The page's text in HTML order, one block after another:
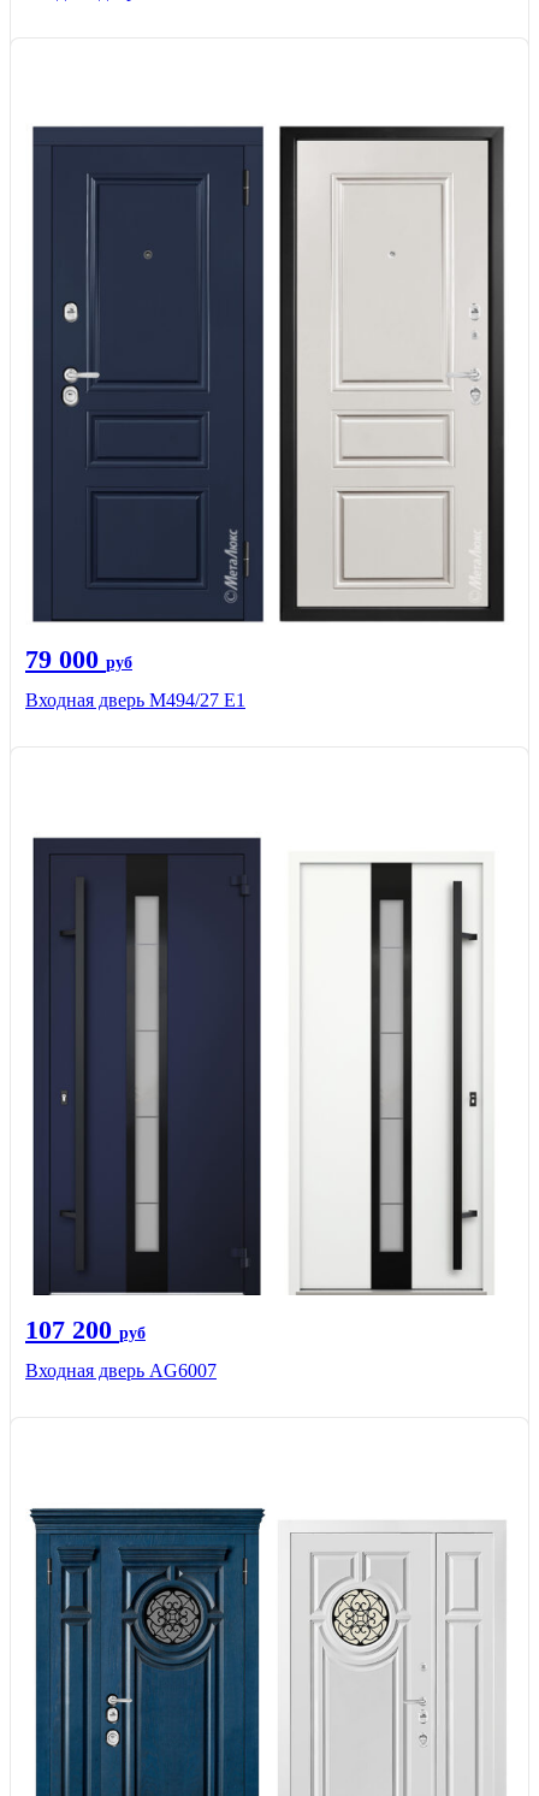
79 000 руб
Входная дверь М494/27 Е1
107 200 руб
Входная дверь AG6007